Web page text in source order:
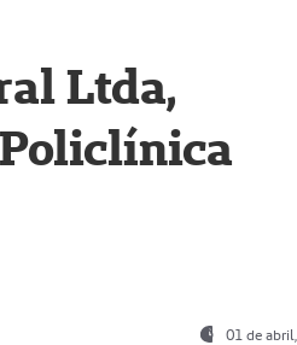
Ltda,
01 de